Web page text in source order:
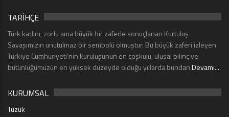
TARİHÇE
Türk kadını, zorlu ama büyük bir zaferle sonuçlanan Kurtuluş
Savaşımızın unutulmaz bir sembolü olmuştur. Bu büyük zaferi izleyen
Türkiye Cumhuriyeti’nin kuruluşunun en coşkulu, ulusal bilinç ve
bütünlüğümüzün en yüksek düzeyde olduğu yıllarda bundanDevamı...
KURUMSAL
Tüzük